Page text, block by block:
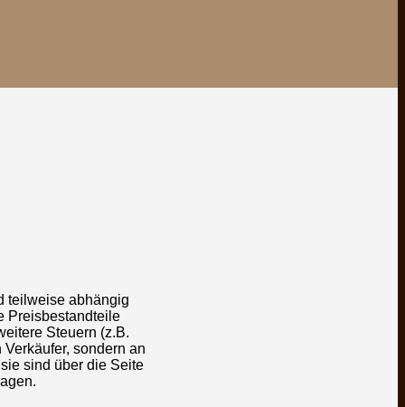
teilweise abhängig
Preisbestandteile
Steuern (z.B.
sondern an
sind über die Seite